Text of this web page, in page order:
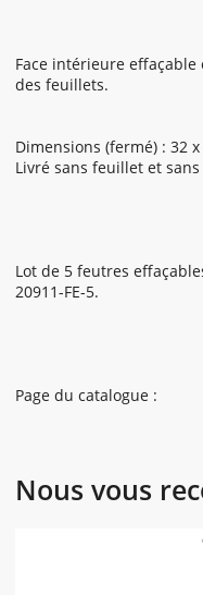
Face intérieure
des feuillets.
Dimensions (fermé) : 32 x
Livré sans feuillet et
Lot de 5 feutres
20911-FE-5.
Page du catalogue :
Nous vous